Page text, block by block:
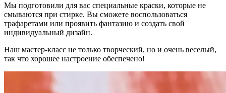
Мы подготовили для вас специальные краски, которые не
смываются при стирке. Вы сможете воспользоваться
трафаретами или проявить фантазию и создать свой
индивидуальный дизайн.
Наш мастер-класс не только творческий, но и очень веселый,
так что хорошее настроение обеспечено!